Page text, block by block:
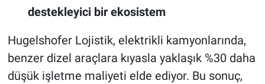
destekleyici bir ekosistem
Hugelshofer Lojistik, elektrikli kamyonlarında,
benzer dizel araçlara kıyasla yaklaşık %30 daha
düşük işletme maliyeti elde ediyor. Bu sonuç,